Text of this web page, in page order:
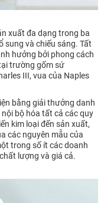
xuất đa dạng trong ba
sung và chiếu sáng. Tất
hưởng bởi phong cách
trường gốm sứ
III, vua của Naples
bằng giải thưởng danh
bộ hóa tất cả các quy
kim loại đến sản xuất,
các nguyên mẫu của
trong số ít các doanh
lượng và giá cả.